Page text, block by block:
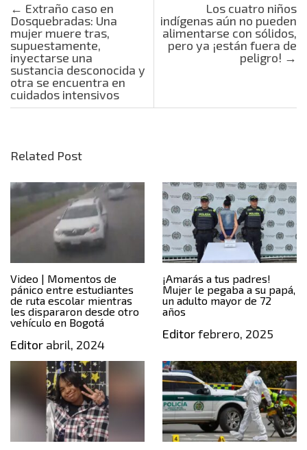
Post navigation
← Extraño caso en
Dosquebradas: Una
mujer muere tras,
supuestamente,
inyectarse una
sustancia desconocida y
otra se encuentra en
cuidados intensivos
Los cuatro niños
indígenas aún no pueden
alimentarse con sólidos,
pero ya ¡están fuera de
peligro! →
Related Post
Video | Momentos de
pánico entre estudiantes
de ruta escolar mientras
les dispararon desde otro
vehículo en Bogotá
Editor abril, 2024
¡Amarás a tus padres!
Mujer le pegaba a su papá,
un adulto mayor de 72
años
Editorfebrero, 2025